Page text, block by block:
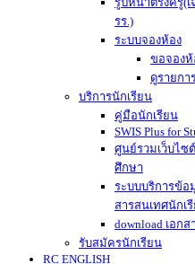
รร.)
ระบบจองห้อง
ขอจองห้
ดูรายกา
บริการนักเรียน
คู่มือนักเรียน
SWIS Plus for
ศูนย์รวมเว็บไซ
ศึกษา
ระบบบริการข้อ
สารสนเทศนักเ
download เอกส
รับสมัครนักเรียน
RC ENGLISH